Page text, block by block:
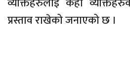
प्रस्ताव राखेको जनाएको छ ।